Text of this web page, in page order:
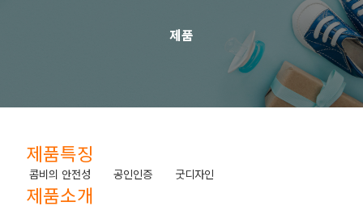
제품
제품특징
콤비의 안전성 공인인증 굿디자인
제품소개